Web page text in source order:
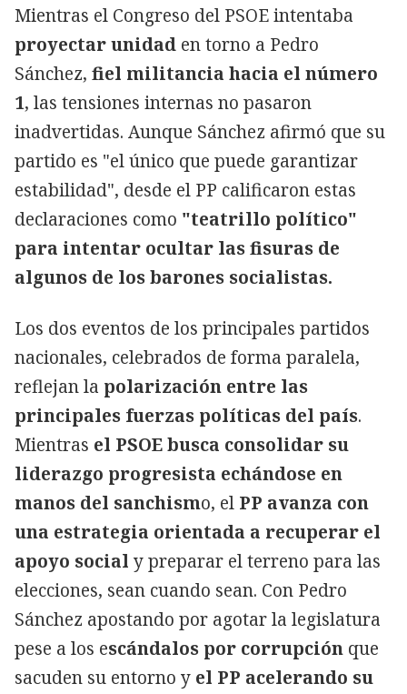
Mientras el Congreso del PSOE intentaba
proyectar unidad en torno a Pedro
Sánchez, fiel militancia hacia el número
1, las tensiones internas no pasaron
inadvertidas. Aunque Sánchez afirmó que su
partido es "el único que puede garantizar
estabilidad", desde el PP calificaron estas
declaraciones como "teatrillo político"
para intentar ocultar las fisuras de
algunos de los barones socialistas.
Los dos eventos de los principales partidos
nacionales, celebrados de forma paralela,
reflejan la polarización entre las
principales fuerzas políticas del país.
Mientras el PSOE busca consolidar su
liderazgo progresista echándose en
manos del sanchismo, el PP avanza con
una estrategia orientada a recuperar el
apoyo social y preparar el terreno para las
elecciones, sean cuando sean. Con Pedro
Sánchez apostando por agotar la legislatura
pese a los escándalos por corrupción que
sacuden su entorno y el PP acelerando su